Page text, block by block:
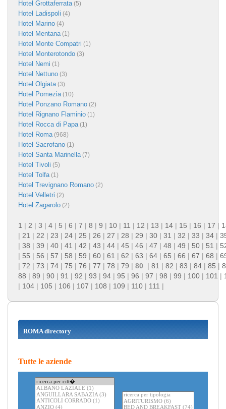
Hotel Grottaferrata(5)
Hotel Ladispoli (4)
Hotel Marino (4)
Hotel Mentana(1)
Hotel Monte Compatri (1)
Hotel Monterotondo (3)
Hotel Nemi (1)
Hotel Nettuno (3)
Hotel Olgiata(3)
Hotel Pomezia(10)
Hotel Ponzano Romano (2)
Hotel Rignano Flaminio (1)
Hotel Rocca di Papa(1)
Hotel Roma(968)
Hotel Sacrofano (1)
Hotel Santa Marinella(7)
Hotel Tivoli (5)
Hotel Tolfa(1)
Hotel Trevignano Romano (2)
Hotel Velletri (2)
Hotel Zagarolo (2)
1 | 2 | 3 | 4 | 5 | 6 | 7 | 8 | 9 | 10 | 11 | 12 | 13 | 14 | 15 | 16 | 17 |
| 21 | 22 | 23 | 24 | 25 | 26 | 27 | 28 | 29 | 30 | 31 | 32 | 33 | 34 |
| 38 | 39 | 40 | 41 | 42 | 43 | 44 | 45 | 46 | 47 | 48 | 49 | 50 | 51 |
| 55 | 56 | 57 | 58 | 59 | 60 | 61 | 62 | 63 | 64 | 65 | 66 | 67 | 68 |
| 72 | 73 | 74 | 75 | 76 | 77 | 78 | 79 | 80 | 81 | 82 | 83 | 84 | 85 |
88 | 89 | 90 | 91 | 92 | 93 | 94 | 95 | 96 | 97 | 98 | 99 | 100 | 101 |
| 104 | 105 | 106 | 107 | 108 | 109 | 110 | 111 |
ROMA directory
Tutte le aziende